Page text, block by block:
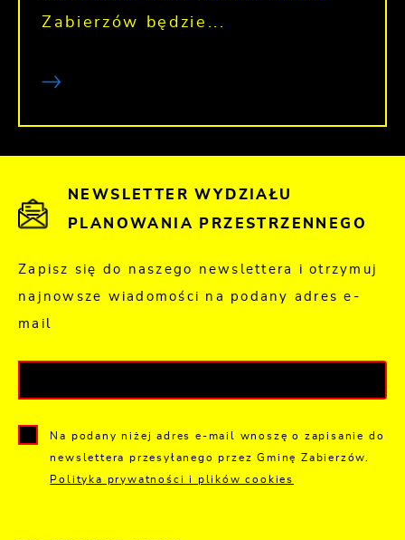
Zabierzów będzie...
NEWSLETTER WYDZIAŁU
PLANOWANIA PRZESTRZENNEGO
Zapisz się do naszego newslettera i otrzymuj
najnowsze wiadomości na podany adres e-
mail
Na podany niżej adres e-mail wnoszę o zapisanie do
newslettera przesyłanego przez Gminę Zabierzów.
Polityka prywatności i plików cookies